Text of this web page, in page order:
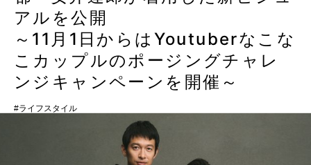
アルを公開
～11月1日からはYoutuberなこな
こカップルのポージングチャレ
ンジキャンペーンを開催～
ライフスタイル